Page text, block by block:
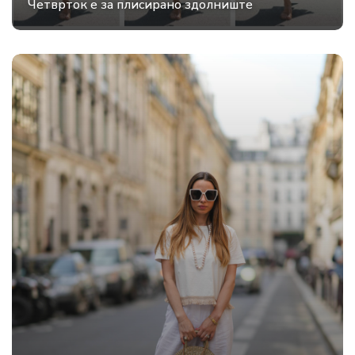
Четврток е за плисирано здолниште